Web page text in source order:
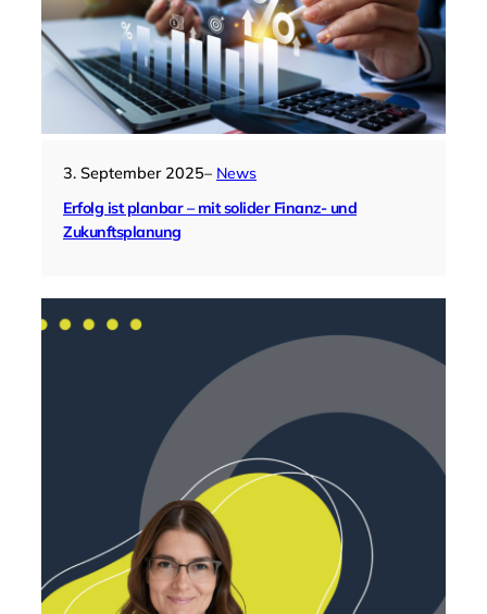
3. September 2025– News
Erfolg ist planbar – mit solider Finanz- und
Zukunftsplanung